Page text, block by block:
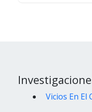
Vicios En El